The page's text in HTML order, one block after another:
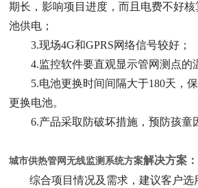
期长，影响项目进度，而且电费不好
池供电；
3.现场4G和GPRS网络信号较好；
4.监控软件要直观显示管网测点的
5.电池更换时间间隔大于180天，保
更换电池。
6.产品采取防破坏措施，预防孩童
城市供热管网无线监测系统方案解决方案：
综合项目情况及需求，建议客户